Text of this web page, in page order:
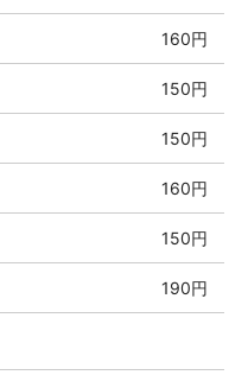
160円
150円
150円
160円
150円
190円